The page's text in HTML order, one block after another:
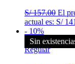
S/157.00 El
actual es: S/
- 10%
Sin